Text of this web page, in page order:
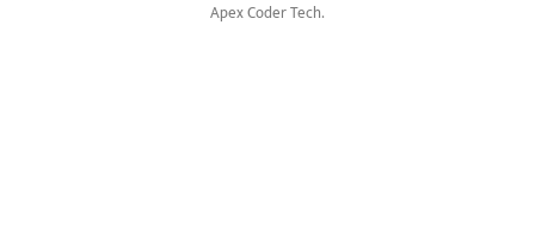
Apex Coder Tech.